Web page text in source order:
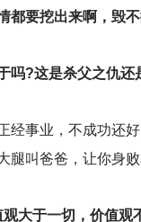
都要挖出来啊，毁
吗?这是杀父之仇还
经事业，不成功还
腿叫爸爸，让你身
观大于一切，价值观